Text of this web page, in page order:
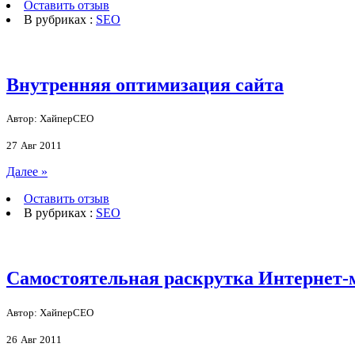
Оставить отзыв
В рубриках : SEO
Внутренняя оптимизация сайта
Автор: ХайперСЕО
27 Авг 2011
Далее »
Оставить отзыв
В рубриках : SEO
Самостоятельная раскрутка Интернет-
Автор: ХайперСЕО
26 Авг 2011